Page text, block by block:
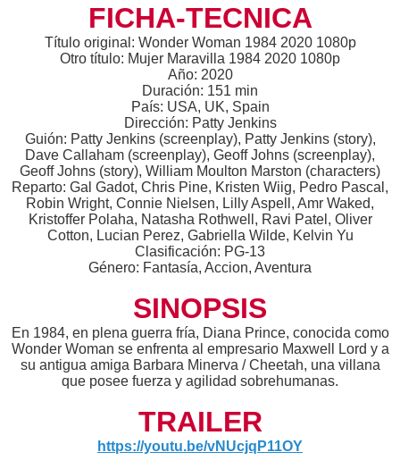
FICHA-TECNICA
Título original: Wonder Woman 1984 2020 1080p
Otro título: Mujer Maravilla 1984 2020 1080p
Año: 2020
Duración: 151 min
País: USA, UK, Spain
Dirección: Patty Jenkins
Guión: Patty Jenkins (screenplay), Patty Jenkins (story),
Dave Callaham (screenplay), Geoff Johns (screenplay),
Geoff Johns (story), William Moulton Marston (characters)
Reparto: Gal Gadot, Chris Pine, Kristen Wiig, Pedro Pascal,
Robin Wright, Connie Nielsen, Lilly Aspell, Amr Waked,
Kristoffer Polaha, Natasha Rothwell, Ravi Patel, Oliver
Cotton, Lucian Perez, Gabriella Wilde, Kelvin Yu
Clasificación: PG-13
Género: Fantasía, Accion, Aventura
SINOPSIS
En 1984, en plena guerra fría, Diana Prince, conocida como
Wonder Woman se enfrenta al empresario Maxwell Lord y a
su antigua amiga Barbara Minerva / Cheetah, una villana
que posee fuerza y agilidad sobrehumanas.
TRAILER
https://youtu.be/vNUcjqP11OY